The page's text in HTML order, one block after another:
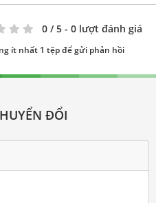
0 / 5 - 0 lượt đánh giá
ít nhất 1 tệp để gửi phản hồi
ĐỔI